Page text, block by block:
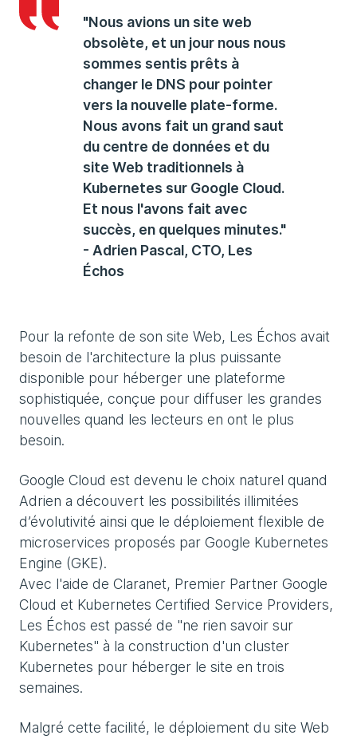
"Nous avions un site web
obsolète, et un jour nous nous
sommes sentis prêts à
changer le DNS pour pointer
vers la nouvelle plate-forme.
Nous avons fait un grand saut
du centre de données et du
site Web traditionnels à
Kubernetes sur Google Cloud.
Et nous l'avons fait avec
succès, en quelques minutes."
- Adrien Pascal, CTO, Les
Échos
Pour la refonte de son site Web, Les Échos avait
besoin de l'architecture la plus puissante
disponible pour héberger une plateforme
sophistiquée, conçue pour diffuser les grandes
nouvelles quand les lecteurs en ont le plus
besoin.
Google Cloud est devenu le choix naturel quand
Adrien a découvert les possibilités illimitées
d’évolutivité ainsi que le déploiement flexible de
microservices proposés par Google Kubernetes
Engine (GKE).
Avec l'aide de Claranet, Premier Partner Google
Cloud et Kubernetes Certified Service Providers,
Les Échos est passé de "ne rien savoir sur
Kubernetes" à la construction d'un cluster
Kubernetes pour héberger le site en trois
semaines.
Malgré cette facilité, le déploiement du site Web